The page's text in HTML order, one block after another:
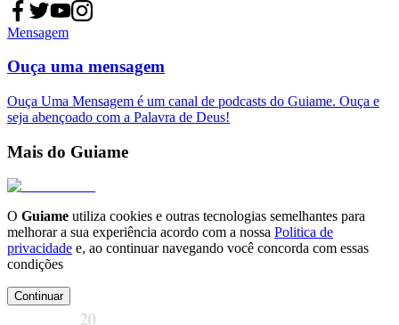
Mensagem
Ouça uma mensagem
Ouça Uma Mensagem é um canal de podcasts do Guiame. Ouça e
seja abençoado com a Palavra de Deus!
Mais do Guiame
O Guiame utiliza cookies e outras tecnologias semelhantes para
melhorar a sua experiência acordo com a nossa Politica de
privacidade e, ao continuar navegando você concorda com essas
condições
Continuar